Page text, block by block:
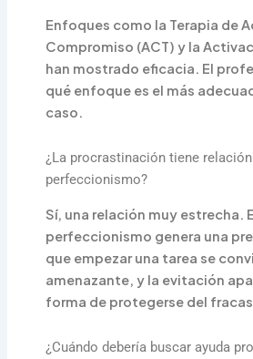
Enfoques como la Terapia de
Compromiso (ACT) y la
han mostrado eficacia. El
qué enfoque es el más
caso.
¿La procrastinación tiene relación
perfeccionismo?
Sí, una relación muy estrecha.
perfeccionismo genera una
que empezar una tarea se
amenazante, y la evitación
forma de protegerse del
¿Cuándo debería buscar ayuda